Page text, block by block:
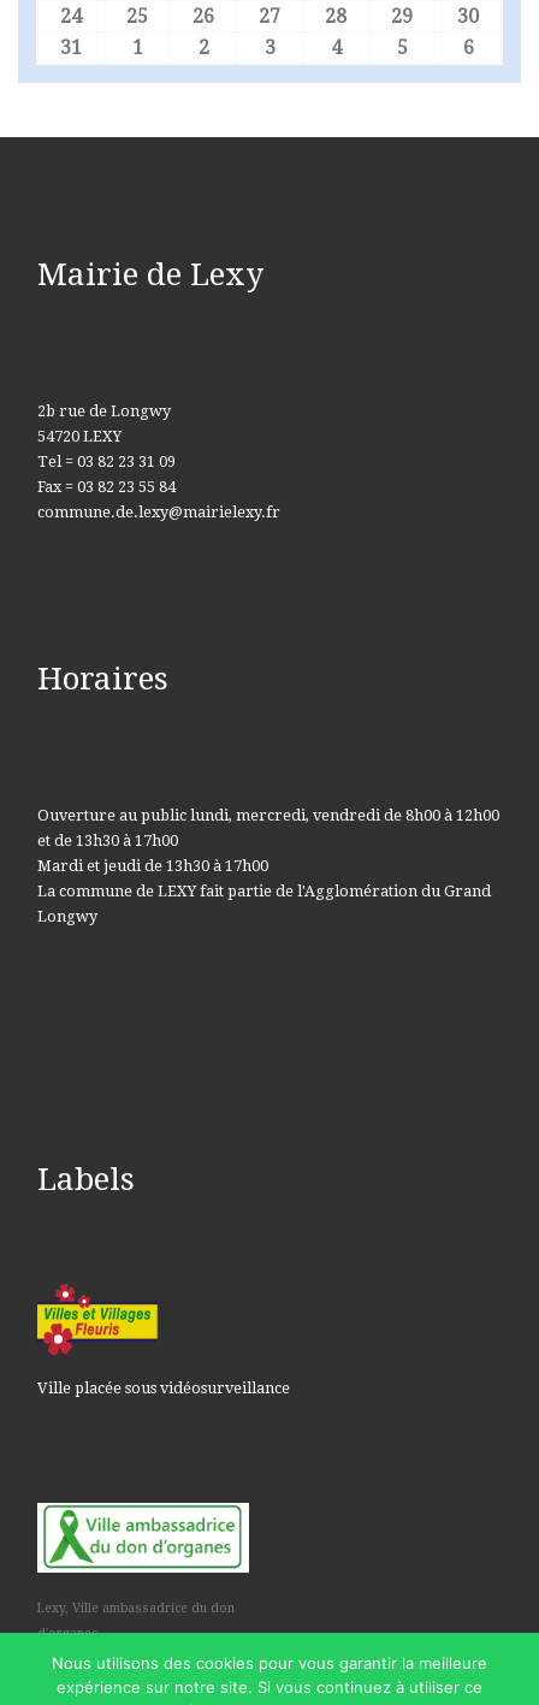
2424 août 2026
25 25 août 2026
26 26 août 2026
27 27 août 2026
28 28 août 2026
29 29 août 2026
30
31 31 août 2026
1 1 septembre 2026
2 2 septembre 2026
3 3 septembre 2026
44 septembre 2026
5 5 septembre
6
Mairie de Lexy
2b rue de Longwy
54720 LEXY
Tel = 03 82 23 31 09
Fax = 03 82 23 55 84
commune.de.lexy@mairielexy.fr
Horaires
Ouverture au public lundi, mercredi, vendredi de 8h00 à 12h00
et de 13h30 à 17h00
Mardi et jeudi de 13h30 à 17h00
La commune de LEXY fait partie de l'Agglomération du Grand
Longwy
Labels
Ville placée sous vidéosurveillance
Lexy, Ville ambassadrice du don
d'organes
Nous utilisons des cookies pour vous garantir la meilleure
expérience sur notre site. Si vous continuez à utiliser ce